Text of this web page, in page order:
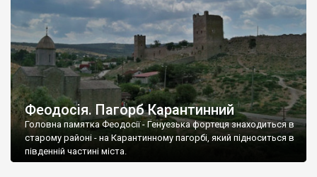
Феодосія. Пагорб Карантинний
Головна памятка Феодосії - Генуезька фортеця знаходиться в
старому районі - на Карантинному пагорбі, який підноситься в
південній частині міста.